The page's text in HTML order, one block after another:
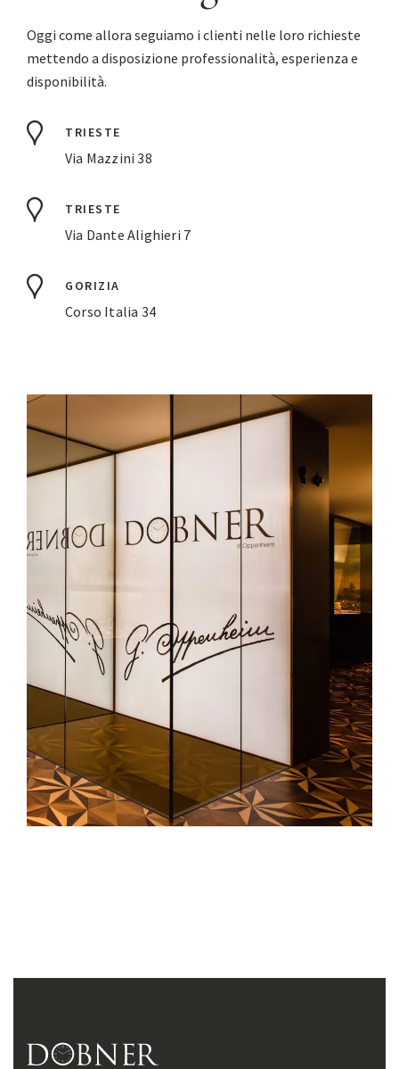
Oggi come allora seguiamo i clienti nelle loro richieste
mettendo a disposizione professionalità, esperienza e
disponibilità.
TRIESTE
Via Mazzini 38
TRIESTE
Via Dante Alighieri 7
GORIZIA
Corso Italia 34